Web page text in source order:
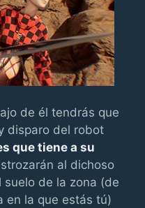
de él tendrás que
disparo del robot
que tiene a su
al dichoso
de la zona (de
en la que estás tú)